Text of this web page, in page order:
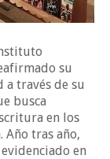
su
a través de su
busca
en los
tras año,
en